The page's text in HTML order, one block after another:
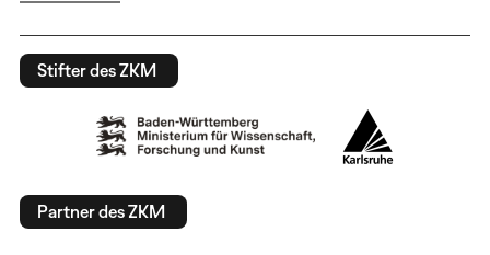
Stifter des ZKM
Partner des ZKM